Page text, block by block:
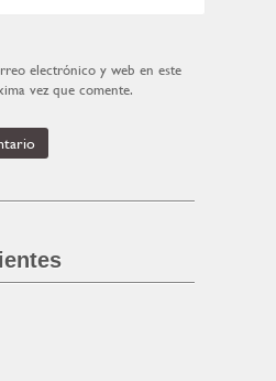
electrónico y web en este
vez que comente.